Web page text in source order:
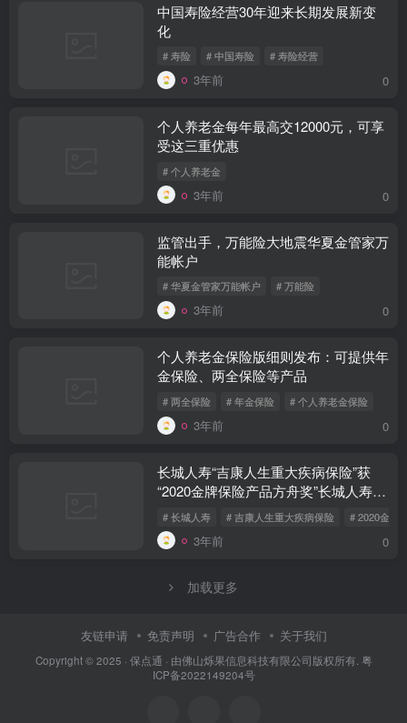
中国寿险经营30年迎来长期发展新变
化
# 寿险 # 中国寿险 # 寿险经营
3年前 0
个人养老金每年最高交12000元，可享
受这三重优惠
# 个人养老金
3年前 0
监管出手，万能险大地震华夏金管家万
能帐户
# 华夏金管家万能帐户 # 万能险
3年前 0
个人养老金保险版细则发布：可提供年
金保险、两全保险等产品
# 两全保险 # 年金保险 # 个人养老金保险
3年前 0
长城人寿“吉康人生重大疾病保险”获
“2020金牌保险产品方舟奖”长城人寿山
海关虎啸版保险
# 长城人寿 # 吉康人生重大疾病保险 # 2020金牌
3年前 0
加载更多
友链申请 免责声明 广告合作 关于我们
Copyright © 2025 · 保点通 · 由佛山烁果信息科技有限公司版权所有. 粤
ICP备2022149204号